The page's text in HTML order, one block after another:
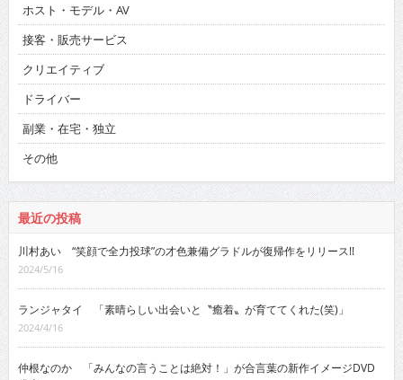
ホスト・モデル・AV
接客・販売サービス
クリエイティブ
ドライバー
副業・在宅・独立
その他
最近の投稿
川村あい “笑顔で全力投球”の才色兼備グラドルが復帰作をリリース!!
2024/5/16
ランジャタイ 「素晴らしい出会いと〝癒着〟が育ててくれた(笑)」
2024/4/16
仲根なのか 「みんなの言うことは絶対！」が合言葉の新作イメージDVD